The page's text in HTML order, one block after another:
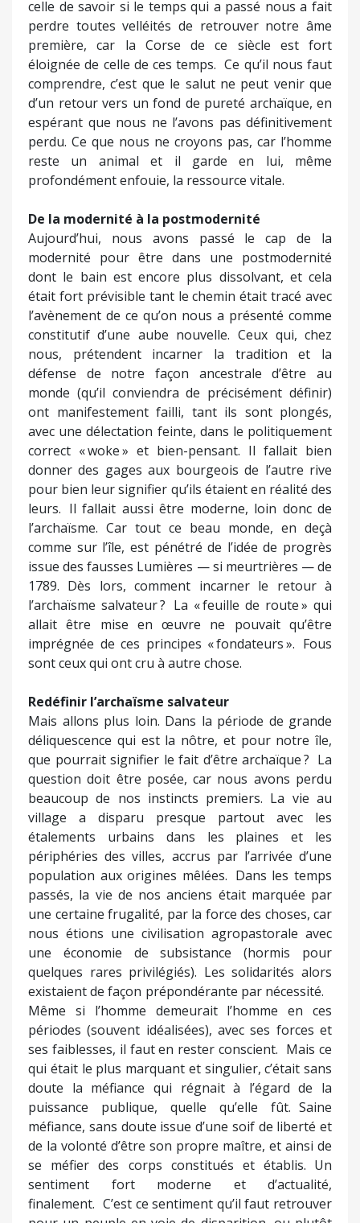
celle de savoir si le temps qui a passé nous a fait
perdre toutes velléités de retrouver notre âme
première, car la Corse de ce siècle est fort
éloignée de celle de ces temps. Ce qu’il nous faut
comprendre, c’est que le salut ne peut venir que
d’un retour vers un fond de pureté archaïque, en
espérant que nous ne l’avons pas définitivement
perdu. Ce que nous ne croyons pas, car l’homme
reste un animal et il garde en lui, même
profondément enfouie, la ressource vitale.
De la modernité à la postmodernité
Aujourd’hui, nous avons passé le cap de la
modernité pour être dans une postmodernité
dont le bain est encore plus dissolvant, et cela
était fort prévisible tant le chemin était tracé avec
l’avènement de ce qu’on nous a présenté comme
constitutif d’une aube nouvelle. Ceux qui, chez
nous, prétendent incarner la tradition et la
défense de notre façon ancestrale d’être au
monde (qu’il conviendra de précisément définir)
ont manifestement failli, tant ils sont plongés,
avec une délectation feinte, dans le politiquement
correct « woke » et bien-pensant. Il fallait bien
donner des gages aux bourgeois de l’autre rive
pour bien leur signifier qu’ils étaient en réalité des
leurs. Il fallait aussi être moderne, loin donc de
l’archaïsme. Car tout ce beau monde, en deçà
comme sur l’île, est pénétré de l’idée de progrès
issue des fausses Lumières — si meurtrières — de
1789. Dès lors, comment incarner le retour à
l’archaïsme salvateur ? La « feuille de route » qui
allait être mise en œuvre ne pouvait qu’être
imprégnée de ces principes « fondateurs ». Fous
sont ceux qui ont cru à autre chose.
Redéfinir l’archaïsme salvateur
Mais allons plus loin. Dans la période de grande
déliquescence qui est la nôtre, et pour notre île,
que pourrait signifier le fait d’être archaïque ? La
question doit être posée, car nous avons perdu
beaucoup de nos instincts premiers. La vie au
village a disparu presque partout avec les
étalements urbains dans les plaines et les
périphéries des villes, accrus par l’arrivée d’une
population aux origines mêlées. Dans les temps
passés, la vie de nos anciens était marquée par
une certaine frugalité, par la force des choses, car
nous étions une civilisation agropastorale avec
une économie de subsistance (hormis pour
quelques rares privilégiés). Les solidarités alors
existaient de façon prépondérante par nécessité.
Même si l’homme demeurait l’homme en ces
périodes (souvent idéalisées), avec ses forces et
ses faiblesses, il faut en rester conscient. Mais ce
qui était le plus marquant et singulier, c’était sans
doute la méfiance qui régnait à l’égard de la
puissance publique, quelle qu’elle fût. Saine
méfiance, sans doute issue d’une soif de liberté et
de la volonté d’être son propre maître, et ainsi de
se méfier des corps constitués et établis. Un
sentiment fort moderne et d’actualité,
finalement. C’est ce sentiment qu’il faut retrouver